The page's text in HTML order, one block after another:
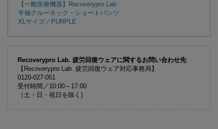
【一般医療機器】Recoverypro Lab.
半袖クルーネック・ショートパンツ
XLサイズ／PURPLE
Recoverypro Lab. 疲労回復ウェアに関するお問い合わせ先
【Recoverypro Lab. 疲労回復ウェア対応事務局】
0120-027-051
受付時間／10:00～17:00
（土・日・祝日を除く)